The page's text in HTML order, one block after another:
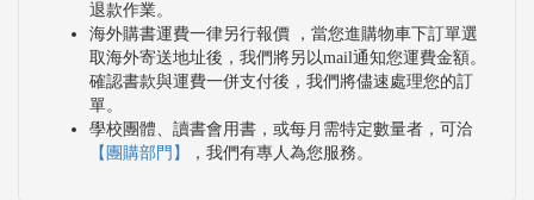
退款作業。
海外購書運費一律另行報價 ，當您進購物車下訂單選
取海外寄送地址後，我們將另以mail通知您運費金額。
確認書款與運費一併支付後，我們將儘速處理您的訂
單。
學校團體、讀書會用書，或每月需特定數量者，可洽
【團購部門】
，我們有專人為您服務。